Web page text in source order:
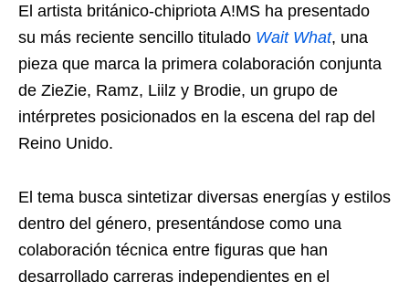
El artista británico-chipriota A!MS ha presentado
su más reciente sencillo titulado Wait What, una
pieza que marca la primera colaboración conjunta
de ZieZie, Ramz, Liilz y Brodie, un grupo de
intérpretes posicionados en la escena del rap del
Reino Unido.
El tema busca sintetizar diversas energías y estilos
dentro del género, presentándose como una
colaboración técnica entre figuras que han
desarrollado carreras independientes en el